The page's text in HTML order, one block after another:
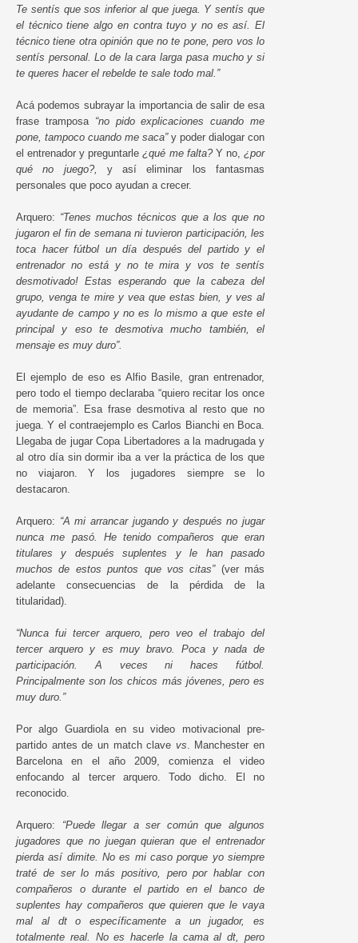
Te sentís que sos inferior al que juega. Y sentís que
el técnico tiene algo en contra tuyo y no es así. El
técnico tiene otra opinión que no te pone, pero vos lo
sentís personal. Lo de la cara larga pasa mucho y si
te queres hacer el rebelde te sale todo mal.”
Acá podemos subrayar la importancia de salir de esa
frase tramposa “no pido explicaciones cuando me
pone, tampoco cuando me saca”y poder dialogar con
el entrenador y preguntarle¿qué me falta?Y no,¿por
qué no juego?,
y así eliminar los fantasmas
personales que poco ayudan a crecer.
Arquero: “Tenes muchos técnicos que a los que no
jugaron el fin de semana ni tuvieron participación, les
toca hacer fútbol un día después del partido y el
entrenador no está y no te mira y vos te sentís
desmotivado! Estas esperando que la cabeza del
grupo, venga te mire y vea que estas bien, y ves al
ayudante de campo y no es lo mismo a que este el
principal y eso te desmotiva mucho también, el
mensaje es muy duro”.
El ejemplo de eso es Alfio Basile, gran entrenador,
pero todo el tiempo declaraba “quiero recitar los once
de memoria”. Esa frase desmotiva al resto que no
juega. Y el contraejemplo es Carlos Bianchi en Boca.
Llegaba de jugar Copa Libertadores a la madrugada y
al otro día sin dormir iba a ver la práctica de los que
no viajaron. Y los jugadores siempre se lo
destacaron.
Arquero: “A mi arrancar jugando y después no jugar
nunca me pasó. He tenido compañeros que eran
titulares y después suplentes y le han pasado
muchos de estos puntos que vos citas”(ver más
adelante consecuencias de la pérdida de la
titularidad).
“Nunca fui tercer arquero, pero veo el trabajo del
tercer arquero y es muy bravo. Poca y nada de
participación. A veces ni haces fútbol.
Principalmente son los chicos más jóvenes, pero es
muy duro.”
Por algo Guardiola en su video motivacional pre-
partido antes de un match clave vs . Manchester en
Barcelona en el año 2009, comienza el video
enfocando al tercer arquero. Todo dicho. El no
reconocido.
Arquero: “Puede llegar a ser común que algunos
jugadores que no juegan quieran que el entrenador
pierda así dimite. No es mi caso porque yo siempre
traté de ser lo más positivo, pero por hablar con
compañeros o durante el partido en el banco de
suplentes hay compañeros que quieren que le vaya
mal al dt o específicamente a un jugador, es
totalmente real. No es hacerle la cama al dt, pero